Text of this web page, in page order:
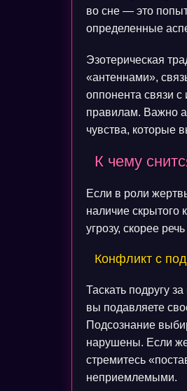
во сне — это
определенные
Эзотерическая
«антеннами»,
оппонента связи с
правилам. Важно
чувства, которые
К чему
Если в роли
наличие скрытого
угрозу, скорее
Конфликт с
Таскать подругу
вы подавляете
Подсознание
нарушены. Если
стремитесь
неприемлемыми.